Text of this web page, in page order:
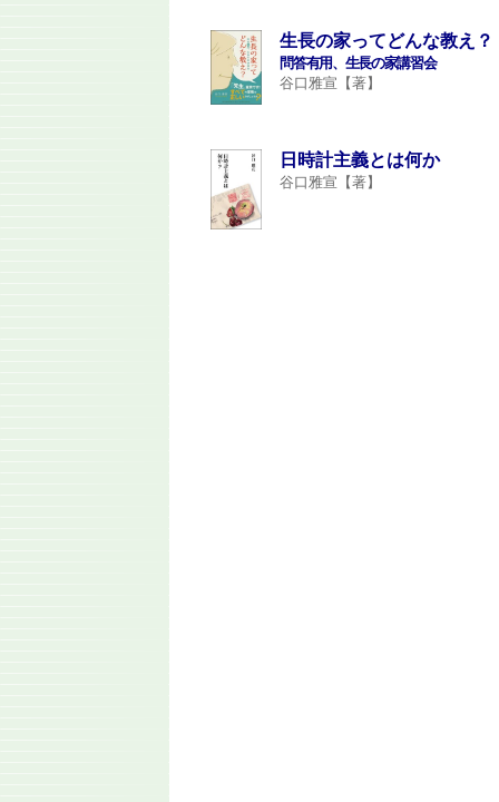
生長の家ってどんな教え？
問答有用、生長の家講習会
谷口雅宣【著】
日時計主義とは何か
谷口雅宣【著】